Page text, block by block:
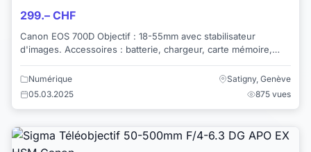
299.– CHF
Canon EOS 700D Objectif : 18-55mm avec stabilisateur
d'images. Accessoires : batterie, chargeur, carte mémoire,
Numérique
Satigny, Genève
05.03.2025
875 vues